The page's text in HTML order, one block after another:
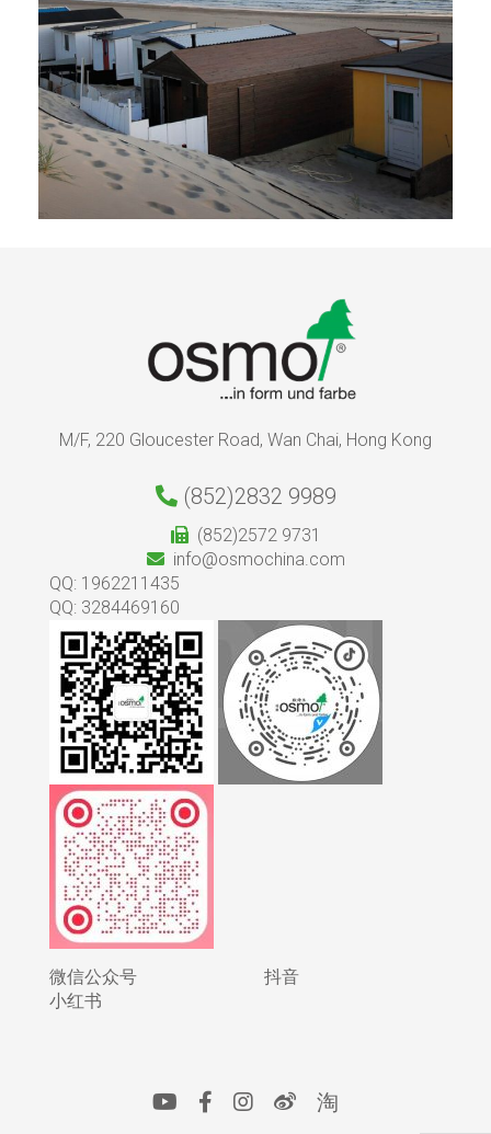
M/F, 220 Gloucester Road, Wan Chai, Hong Kong
(852)2832 9989
(852)2572 9731
info@osmochina.com
QQ: 1962211435
QQ: 3284469160
微信公众号 抖音
小红书
淘